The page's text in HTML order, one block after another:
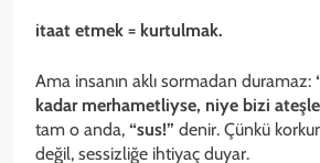
itaat etmek = kurtulmak.
Ama insanın aklı sormadan duramaz:
kadar merhametliyse, niye bizi
tam o anda, “sus!” denir. Çünkü
değil, sessizliğe ihtiyaç duyar.